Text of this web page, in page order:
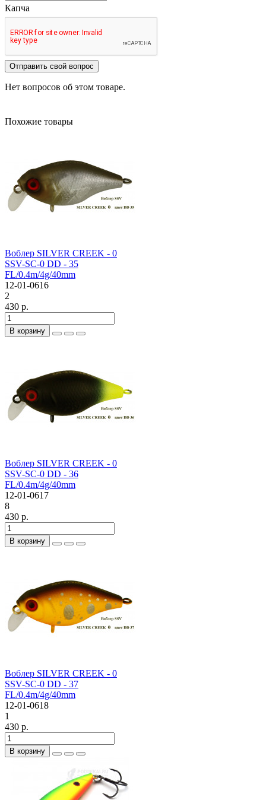
Капча
Отправить свой вопрос
Нет вопросов об этом товаре.
Похожие товары
Воблер SILVER CREEK - 0
SSV-SC-0 DD - 35
FL/0.4m/4g/40mm
12-01-0616
2
430 р.
В корзину
Воблер SILVER CREEK - 0
SSV-SC-0 DD - 36
FL/0.4m/4g/40mm
12-01-0617
8
430 р.
В корзину
Воблер SILVER CREEK - 0
SSV-SC-0 DD - 37
FL/0.4m/4g/40mm
12-01-0618
1
430 р.
В корзину